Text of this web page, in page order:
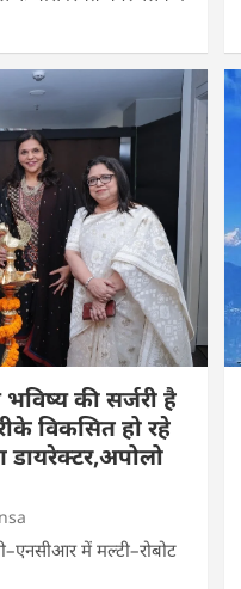
की सर्जरी है
विकसित हो रहे
डायरेक्टर,अपोलो
में मल्टी–रोबोट